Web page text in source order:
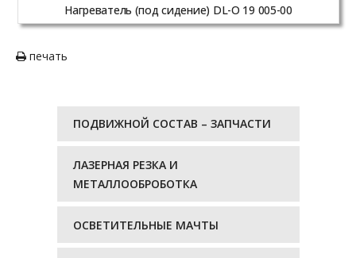
Нагреватель (под сидение) DL-O 19 005-00
печать
ПОДВИЖНОЙ СОСТАВ – ЗАПЧАСТИ
ЛАЗЕРНАЯ РЕЗКА И
МЕТАЛЛООБРОБОТКА
ОСВЕТИТЕЛЬНЫЕ МАЧТЫ